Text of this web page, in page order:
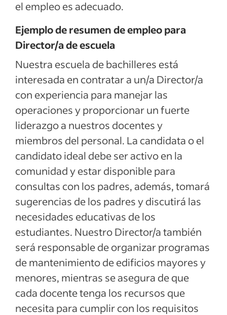
el empleo es adecuado.
Ejemplo de resumen de empleo para
Director/a de escuela
Nuestra escuela de bachilleres está
interesada en contratar a un/a Director/a
con experiencia para manejar las
operaciones y proporcionar un fuerte
liderazgo a nuestros docentes y
miembros del personal. La candidata o el
candidato ideal debe ser activo en la
comunidad y estar disponible para
consultas con los padres, además, tomará
sugerencias de los padres y discutirá las
necesidades educativas de los
estudiantes. Nuestro Director/a también
será responsable de organizar programas
de mantenimiento de edificios mayores y
menores, mientras se asegura de que
cada docente tenga los recursos que
necesita para cumplir con los requisitos